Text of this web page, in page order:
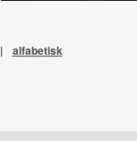
| alfabetisk